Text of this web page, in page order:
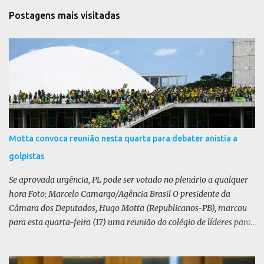
á
r
i
Postagens mais visitadas
Motta convoca reunião nesta quarta para debater anistia a
golpistas
Se aprovada urgência, PL pode ser votado no plenário a qualquer
hora Foto: Marcelo Camargo/Agência Brasil O presidente da
Câmara dos Deputados, Hugo Motta (Republicanos-PB), marcou
para esta quarta-feira (17) uma reunião do colégio de líderes para